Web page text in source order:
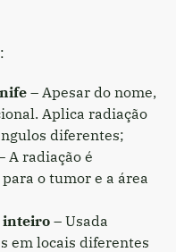
– Apesar do nome,
Aplica radiação
diferentes;
A radiação é
o tumor e a área
inteiro– Usada
em locais diferentes